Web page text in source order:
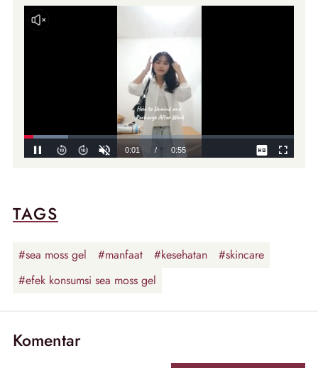
TAGS
#sea moss gel #manfaat #kesehatan
#skincare
#efek konsumsi sea moss gel
Komentar